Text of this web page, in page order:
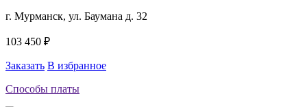
г. Мурманск, ул. Баумана д. 32
103 450 ₽
Заказать В избранное
Способы платы